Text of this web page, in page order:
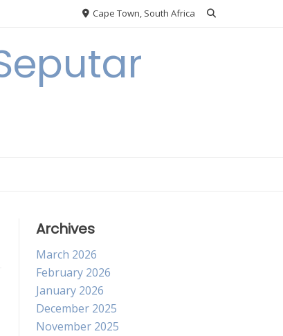
Cape Town, South Africa
Archives
March 2026
February 2026
January 2026
December 2025
November 2025